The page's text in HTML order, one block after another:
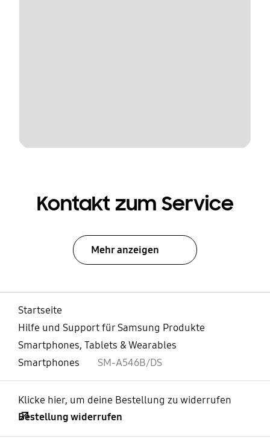
Kontakt zum Service
Mehr anzeigen
Startseite
Hilfe und Support für Samsung Produkte
Smartphones, Tablets & Wearables
Smartphones
SM-A546B/DS
Klicke hier, um deine Bestellung zu widerrufen
Bestellung widerrufen